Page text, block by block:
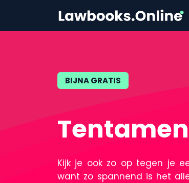
BIJNA GRATIS
Kijk je ook zo op tegen je
want zo spannend is het